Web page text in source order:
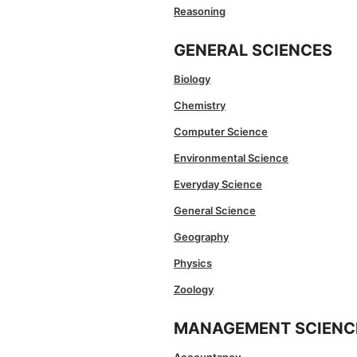
Reasoning
GENERAL SCIENCES
Biology
Chemistry
Computer Science
Environmental Science
Everyday Science
General Science
Geography
Physics
Zoology
MANAGEMENT